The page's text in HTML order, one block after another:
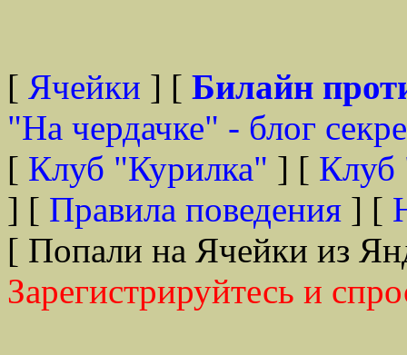
[ Ячейки ] [ Билайн
"На чердачке" - блог
[ Клуб "Курилка" ] [ Клуб
] [ Правила поведения ] [
[ Попали на Ячейки из
Зарегистрируйтесь и